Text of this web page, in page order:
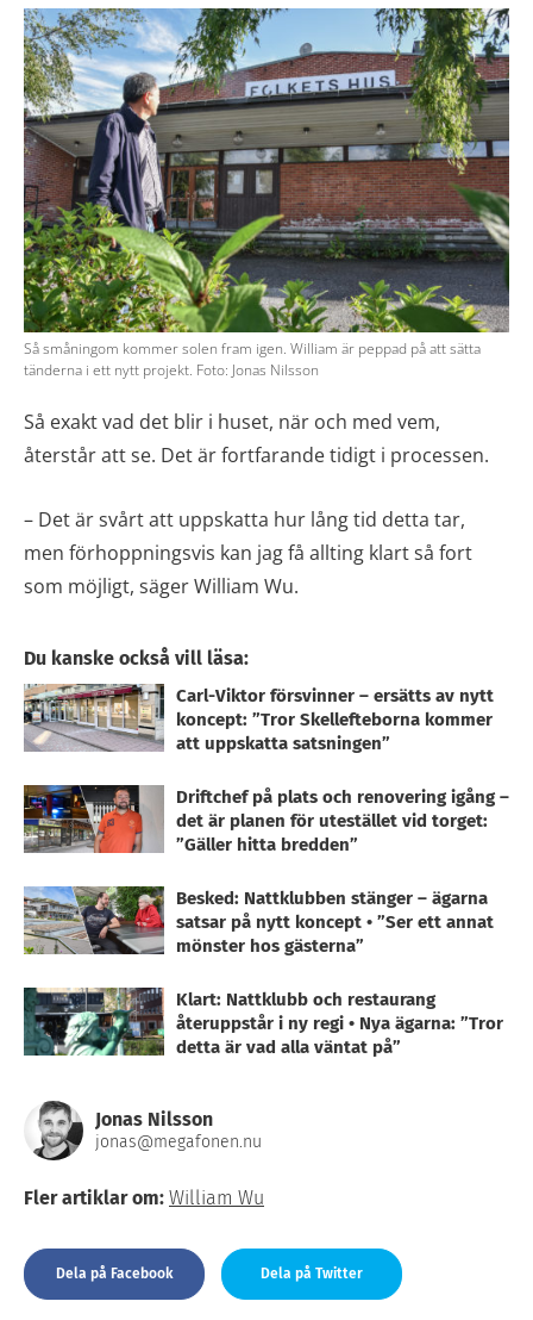
Så småningom kommer solen fram igen. William är peppad på att sätta
tänderna i ett nytt projekt. Foto: Jonas Nilsson
Så exakt vad det blir i huset, när och med vem,
återstår att se. Det är fortfarande tidigt i processen.
– Det är svårt att uppskatta hur lång tid detta tar,
men förhoppningsvis kan jag få allting klart så fort
som möjligt, säger William Wu.
Du kanske också vill läsa:
Carl-Viktor försvinner – ersätts av nytt
koncept: ”Tror Skellefteborna kommer
att uppskatta satsningen”
Driftchef på plats och renovering igång –
det är planen för utestället vid torget:
”Gäller hitta bredden”
Besked: Nattklubben stänger – ägarna
satsar på nytt koncept • ”Ser ett annat
mönster hos gästerna”
Klart: Nattklubb och restaurang
återuppstår i ny regi • Nya ägarna: ”Tror
detta är vad alla väntat på”
Jonas Nilsson
jonas@megafonen.nu
Fler artiklar om: William Wu
Dela på Facebook Dela på Twitter